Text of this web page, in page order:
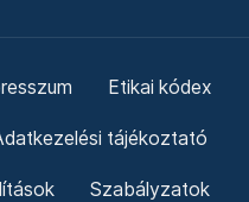
Etikai kódex
tájékoztató
Szabályzatok